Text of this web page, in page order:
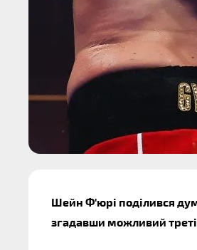
Шейн Ф'юрі поділився
згадавши можливий